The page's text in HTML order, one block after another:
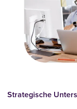
Strategische